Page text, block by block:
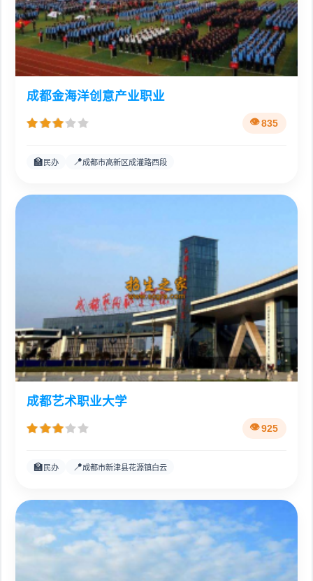
成都金海洋创意产业职业
835
🏫 民办 📍成都市高新区成灌路西段
成都艺术职业大学
925
🏫 民办 📍成都市新津县花源镇白云